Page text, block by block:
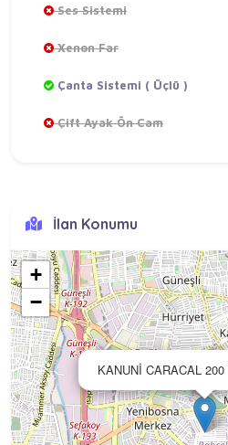
Ses Sistemi
Xenon Far
Çanta Sistemi ( Üçlü )
Çift Ayak Ön Cam
İlan Konumu
KANUNİ CARACAL
+
−